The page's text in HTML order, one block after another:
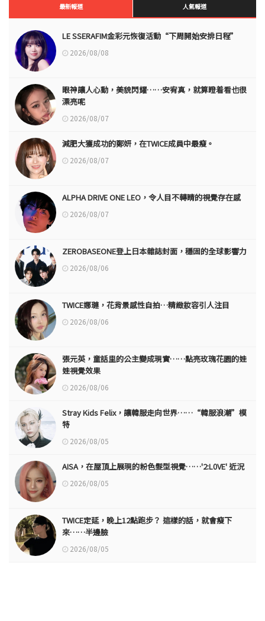
最新報道 人氣報道
LE SSERAFIM金彩元恢復活動“下周開始安排日程”
2026/08/08
眼神讓人心動，美貌閃耀……安宥真，就算瞪着看也很
漂亮呢
2026/08/07
減肥大獲成功的鄭妍，在TWICE成員中最瘦。
2026/08/07
ALPHA DRIVE ONE LEO，令人目不轉睛的視覺存在感
2026/08/07
ZEROBASEONE登上日本雜誌封面，穩固的全球影響力
2026/08/06
TWICE娜璉，花背景感性自拍…精緻妝容引人注目
2026/08/06
張元英，童話里的公主變成現實……點亮玫瑰花園的娃
娃視覺效果
2026/08/06
Stray Kids Felix，讓韓服走向世界……“韓服浪潮”模
特
2026/08/05
AISA，在屋頂上展現的粉色髮型視覺……'2:L0VE' 近況
2026/08/05
TWICE定延，晚上12點跑步？ 這樣的話，就會瘦下
來……半邊臉
2026/08/05